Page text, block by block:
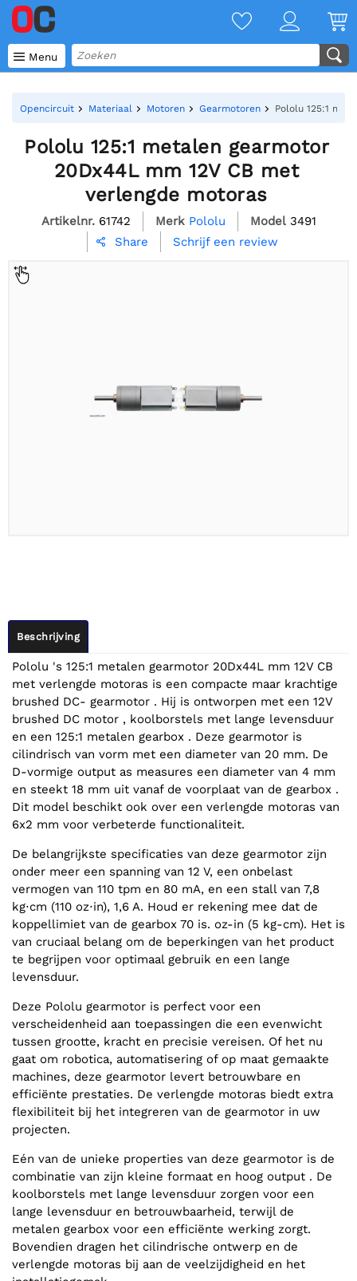
 Menu
Opencircuit Materiaal Motoren Gearmotoren Pololu 125:1
Pololu 125:1 metalen gearmotor
20Dx44L mm 12V CB met
verlengde motoras
Artikelnr. 61742 Merk Pololu Model 3491
 Share Schrijf een review
Beschrijving
Pololu 's 125:1 metalen gearmotor 20Dx44L mm 12V CB
met verlengde motoras is een compacte maar krachtige
brushed DC- gearmotor . Hij is ontworpen met een 12V
brushed DC motor , koolborstels met lange levensduur
en een 125:1 metalen gearbox . Deze gearmotor is
cilindrisch van vorm met een diameter van 20 mm. De
D-vormige output as measures een diameter van 4 mm
en steekt 18 mm uit vanaf de voorplaat van de gearbox .
Dit model beschikt ook over een verlengde motoras van
6x2 mm voor verbeterde functionaliteit.
De belangrijkste specificaties van deze gearmotor zijn
onder meer een spanning van 12 V, een onbelast
vermogen van 110 tpm en 80 mA, en een stall van 7,8
kg⋅cm (110 oz⋅in), 1,6 A. Houd er rekening mee dat de
koppellimiet van de gearbox 70 is. oz-in (5 kg-cm). Het is
van cruciaal belang om de beperkingen van het product
te begrijpen voor optimaal gebruik en een lange
levensduur.
Deze Pololu gearmotor is perfect voor een
verscheidenheid aan toepassingen die een evenwicht
tussen grootte, kracht en precisie vereisen. Of het nu
gaat om robotica, automatisering of op maat gemaakte
machines, deze gearmotor levert betrouwbare en
efficiënte prestaties. De verlengde motoras biedt extra
flexibiliteit bij het integreren van de gearmotor in uw
projecten.
Eén van de unieke properties van deze gearmotor is de
combinatie van zijn kleine formaat en hoog output . De
koolborstels met lange levensduur zorgen voor een
lange levensduur en betrouwbaarheid, terwijl de
metalen gearbox voor een efficiënte werking zorgt.
Bovendien dragen het cilindrische ontwerp en de
verlengde motoras bij aan de veelzijdigheid en het